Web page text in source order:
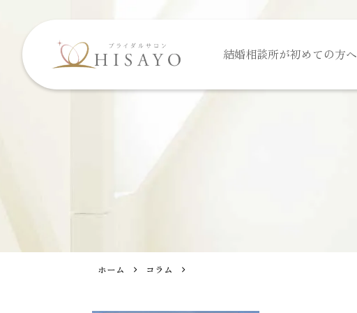
結婚相談所が初めての方へ
ホーム コラム